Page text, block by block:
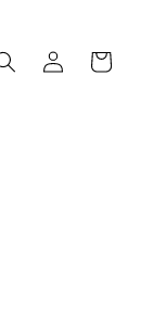
グ
イ
ー